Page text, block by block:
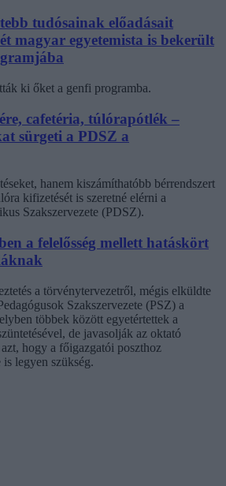
tudósainak előadásait
magyar egyetemista is bekerült
ki őket a genfi programba.
cafetéria, túlórapótlék –
sürgeti a PDSZ a
hanem kiszámíthatóbb bérrendszert
kifizetését is szeretné elérni a
Szakszervezete (PDSZ).
a felelősség mellett hatáskört
a törvénytervezetről, mégis elküldte
Szakszervezete (PSZ) a
többek között egyetértettek a
de javasolják az oktató
azt, hogy a főigazgatói poszthoz
is legyen szükség.